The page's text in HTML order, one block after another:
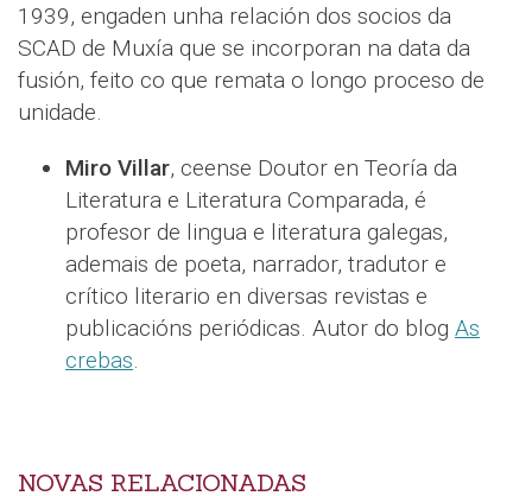
1939, engaden unha relación dos socios da
SCAD de Muxía que se incorporan na data da
fusión, feito co que remata o longo proceso de
unidade.
Miro Villar, ceense Doutor en Teoría da
Literatura e Literatura Comparada, é
profesor de lingua e literatura galegas,
ademais de poeta, narrador, tradutor e
crítico literario en diversas revistas e
publicacións periódicas. Autor do blog As
crebas.
NOVAS RELACIONADAS